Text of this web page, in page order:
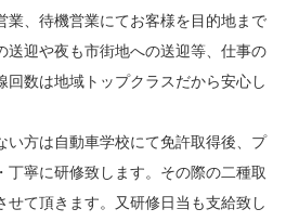
業、待機営業にてお客様を目的地まで
送迎や夜も市街地への送迎等、仕事の
回数は地域トップクラスだから安心し
方は自動車学校にて免許取得後、プ
丁寧に研修致します。その際の二種取
せて頂きます。又研修日当も支給致し